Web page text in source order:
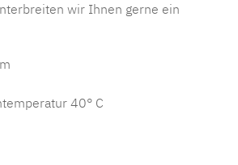
wir Ihnen gerne ein
40° C